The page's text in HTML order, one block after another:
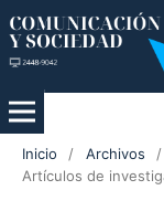
Inicio / Archivos /
Artículos de